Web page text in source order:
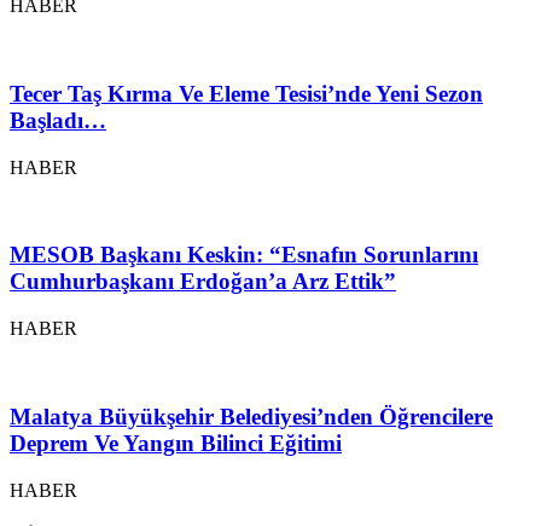
HABER
Tecer Taş Kırma Ve Eleme Tesisi’nde Yeni Sezon
Başladı…
HABER
MESOB Başkanı Keskin: “Esnafın Sorunlarını
Cumhurbaşkanı Erdoğan’a Arz Ettik”
HABER
Malatya Büyükşehir Belediyesi’nden Öğrencilere
Deprem Ve Yangın Bilinci Eğitimi
HABER